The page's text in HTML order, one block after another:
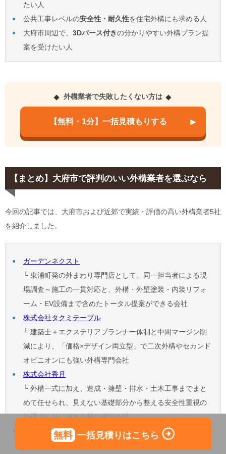
たい人
公共工事レベルの安全性・耐久性を住宅外構にも求める人
大府市周辺で、 3Dパース付きの分かりやすい外構プラン提
案を受けたい人
外構業者で失敗したくない方は
【無料・1分】一括見積もりする
【まとめ】大府市で評判のいい外構業者を選ぶなら
今回の記事では、大府市および近郊で実績・評価の高い外構業者5社
を紹介しました。
ガーデンネクスト
└ 東浦町発の外まわり専門店として、同一担当者による現
場調査～施工の一貫対応と、外構・外壁塗装・内装リフォ
ーム・EV設備まで含めたトータル提案ができる会社
株式会社タクミテーブル
└ 建築士＋エクステリアプランナー体制と中間マージン削
減により、「価格×デザイン両立型」で二次外構やセカンド
オピニオンにも強い外構専門会社
株式会社香月
└ 外構一式に加え、造成・擁壁・排水・土木工事までまと
めて任せられ、見えない基礎部分から整える安全性重視の
外構づくりに強みを持つ建設会社
株式会社雅無料 一括見積りはこちら